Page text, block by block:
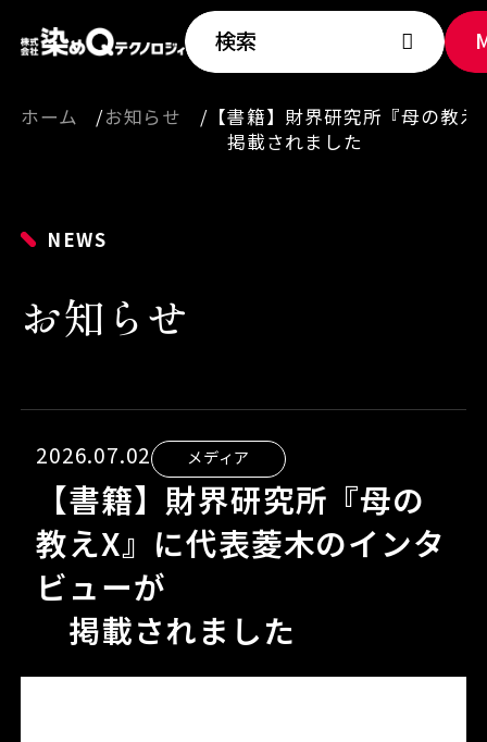
検索
ホーム お知らせ
【書籍】財界研究所『母の教
掲載されました
NEWS
お知らせ
2026.07.02 メディア
【書籍】財界研究所『母の
教えX』に代表菱木のインタ
ビューが
掲載されました